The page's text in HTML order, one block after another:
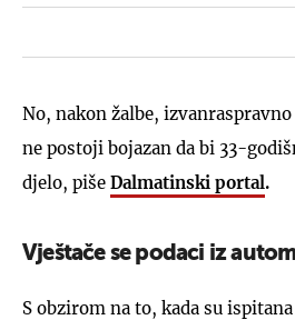
No, nakon žalbe,
ne postoji bojazan da bi 33-
djelo, piše Dalmatinski portal.
Vještače se podaci iz
S obzirom na to, kada su ispitana